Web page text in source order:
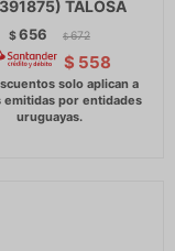
TALOSA
$656 $ 672
$ 558